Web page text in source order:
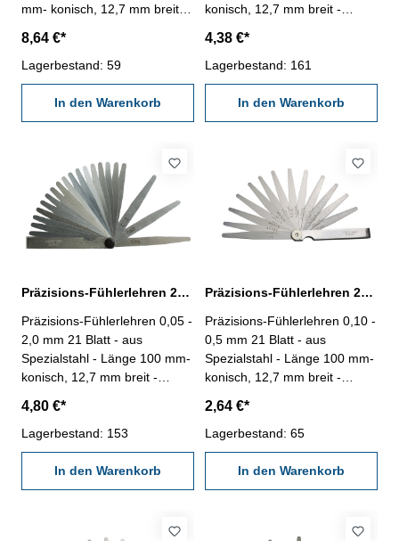
mm- konisch, 12,7 mm breit -
Werksnorm, 12 µm
Anzahl/Satz: 20 Blatt
Messbereich mm: 0,05 - 1,0
8,64 €*
Lagerbestand: 59
In den Warenkorb
konisch, 12,7 mm breit -
Werksnorm, 12 µm
Anzahl/Satz: 20 Blatt
Messbereich mm: 0,10 - 2,0
4,38 €*
Lagerbestand: 161
In den Warenkorb
Präzisions-Fühlerlehren 21 Blatt, 0,05 - 2,0 mm, Spezialstahl
Präzisions-Fühlerlehren 0,05 -
2,0 mm 21 Blatt - aus
Spezialstahl - Länge 100 mm-
konisch, 12,7 mm breit -
Werksnorm, 12 µm
Anzahl/Satz: 21 Blatt
Messbereich mm: 0,05 - 2,0
4,80 €*
Lagerbestand: 153
In den Warenkorb
Präzisions-Fühlerlehren 21 Blatt, 0,10 - 0,5 mm, Spezialstahl
Präzisions-Fühlerlehren 0,10 -
0,5 mm 21 Blatt - aus
Spezialstahl - Länge 100 mm-
konisch, 12,7 mm breit -
Werksnorm, 12 µm
Anzahl/Satz: 21 Blatt
Messbereich mm: 0,10 - 0,5
2,64 €*
Lagerbestand: 65
In den Warenkorb